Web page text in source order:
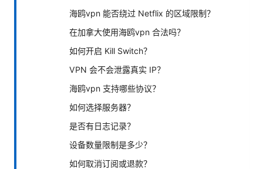
海鸥vpn 能否绕过 Netflix 的区域限制？
在加拿大使用海鸥vpn 合法吗？
如何开启 Kill Switch？
VPN 会不会泄露真实 IP？
海鸥vpn 支持哪些协议？
如何选择服务器？
是否有日志记录？
设备数量限制是多少？
如何取消订阅或退款？